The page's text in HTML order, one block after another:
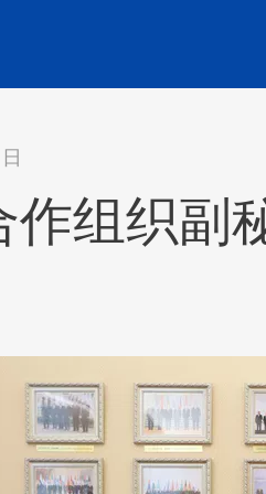
作组织副